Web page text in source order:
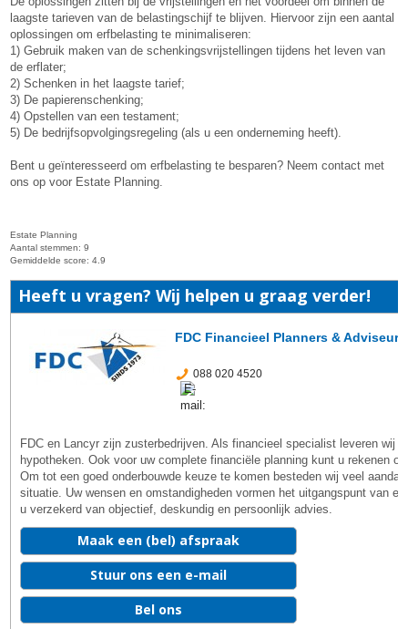
laagste tarieven van de belastingschijf te blijven. Hiervoor zijn een aantal
oplossingen om erfbelasting te minimaliseren:
1) Gebruik maken van de schenkingsvrijstellingen tijdens het leven van
de erflater;
2) Schenken in het laagste tarief;
3) De papierenschenking;
4) Opstellen van een testament;
5) De bedrijfsopvolgingsregeling (als u een onderneming heeft).
Bent u geïnteresseerd om erfbelasting te besparen? Neem contact met
ons op voor Estate Planning.
Estate Planning
Aantal stemmen:9
Gemiddelde score:4.9
Heeft u vragen? Wij helpen u graag verder!
FDC Financieel Planners & Adviseurs
088 020 4520
FDC en Lancyr zijn zusterbedrijven. Als financieel specialist leveren wij
hypotheken. Ook voor uw complete financiële planning kunt u rekenen
Om tot een goed onderbouwde keuze te komen besteden wij veel
situatie. Uw wensen en omstandigheden vormen het uitgangspunt van
u verzekerd van objectief, deskundig en persoonlijk advies.
Maak een (bel) afspraak
Stuur ons een e-mail
Bel ons